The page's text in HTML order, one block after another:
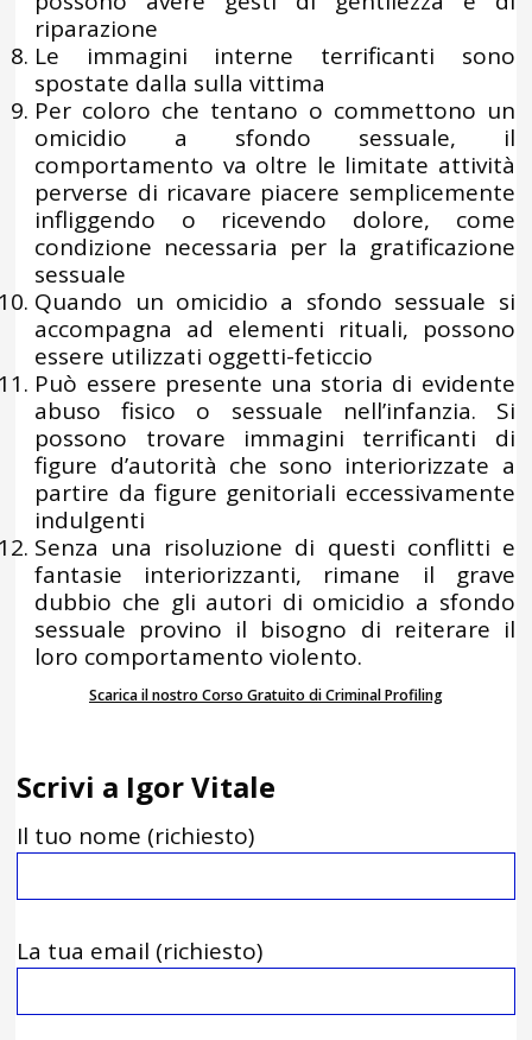
riparazione
Le immagini interne terrificanti sono
spostate dalla sulla vittima
Per coloro che tentano o commettono un
omicidio a sfondo sessuale, il
comportamento va oltre le limitate attività
perverse di ricavare piacere semplicemente
infliggendo o ricevendo dolore, come
condizione necessaria per la gratificazione
sessuale
Quando un omicidio a sfondo sessuale si
accompagna ad elementi rituali, possono
essere utilizzati oggetti-feticcio
Può essere presente una storia di evidente
abuso fisico o sessuale nell’infanzia. Si
possono trovare immagini terrificanti di
figure d’autorità che sono interiorizzate a
partire da figure genitoriali eccessivamente
indulgenti
Senza una risoluzione di questi conflitti e
fantasie interiorizzanti, rimane il grave
dubbio che gli autori di omicidio a sfondo
sessuale provino il bisogno di reiterare il
loro comportamento violento.
Scarica il nostro Corso Gratuito di Criminal Profiling
Scrivi a Igor Vitale
Il tuo nome (richiesto)
La tua email (richiesto)